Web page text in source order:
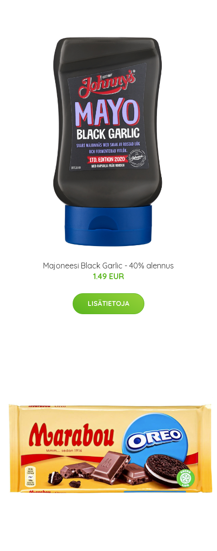
Majoneesi Black Garlic - 40% alennus
1.49 EUR
LISÄTIETOJA